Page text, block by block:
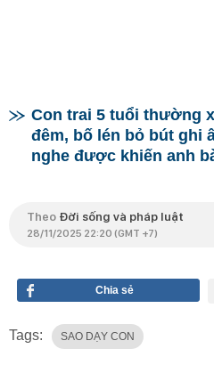
Con trai 5 tuổi thường
đêm, bố lén bỏ bút ghi
nghe được khiến anh
Theo Đời sống và pháp luật
28/11/2025 22:20 (GMT +7)
Chia sẻ
Tags: SAO DẠY CON